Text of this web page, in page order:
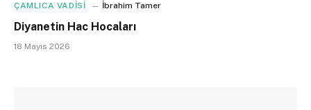
ÇAMLICA VADİSİ İbrahim Tamer
Diyanetin Hac Hocaları
18 Mayıs 2026